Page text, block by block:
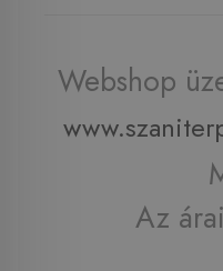
Webshop
Az